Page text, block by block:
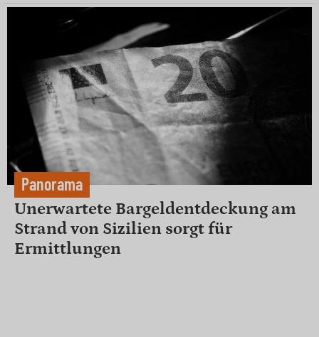
Panorama
Unerwartete Bargeldentdeckung am
Strand von Sizilien sorgt für
Ermittlungen